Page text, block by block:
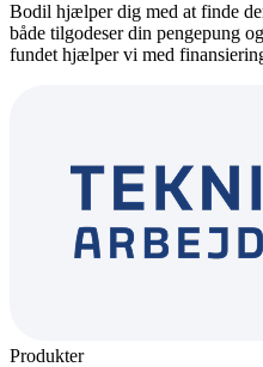
Bodil hjælper dig med at finde
både tilgodeser din pengepung
fundet hjælper vi med
Produkter